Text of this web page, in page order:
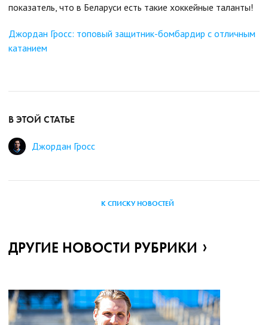
показатель, что в Беларуси есть такие хоккейные таланты!
Джордан Гросс: топовый защитник-бомбардир с отличным
катанием
В ЭТОЙ СТАТЬЕ
Джордан Гросс
К СПИСКУ НОВОСТЕЙ
ДРУГИЕ НОВОСТИ РУБРИКИ